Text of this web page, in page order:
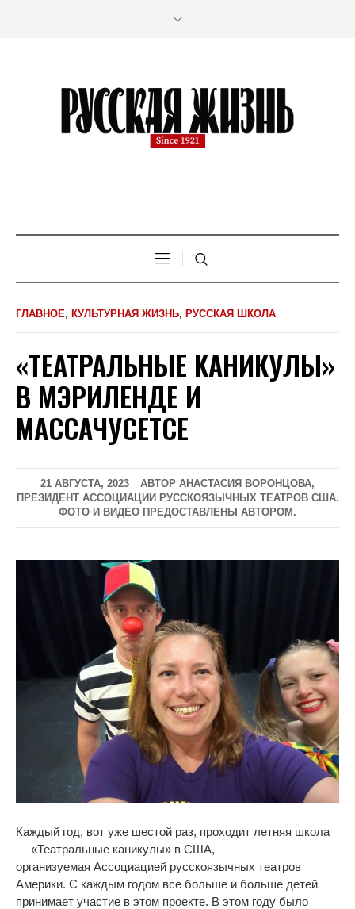
ГЛАВНОЕ, КУЛЬТУРНАЯ ЖИЗНЬ, РУССКАЯ ШКОЛА
«ТЕАТРАЛЬНЫЕ КАНИКУЛЫ»
В МЭРИЛЕНДЕ И
МАССАЧУСЕТСЕ
21 АВГУСТА, 2023
АВТОР АНАСТАСИЯ ВОРОНЦОВА,
ПРЕЗИДЕНТ АССОЦИАЦИИ РУССКОЯЗЫЧНЫХ ТЕАТРОВ США.
ФОТО И ВИДЕО ПРЕДОСТАВЛЕНЫ АВТОРОМ.
Каждый год, вот уже шестой раз, проходит летняя школа
— «Театральные каникулы» в США,
организуемая Ассоциацией русскоязычных театров
Америки. С каждым годом все больше и больше детей
принимает участие в этом проекте. В этом году было